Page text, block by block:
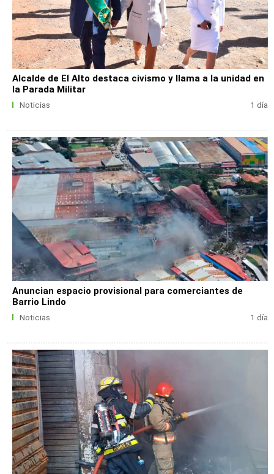
Alcalde de El Alto destaca civismo y llama a la unidad en
la Parada Militar
Noticias 1 día
Anuncian espacio provisional para comerciantes de
Barrio Lindo
Noticias 1 día